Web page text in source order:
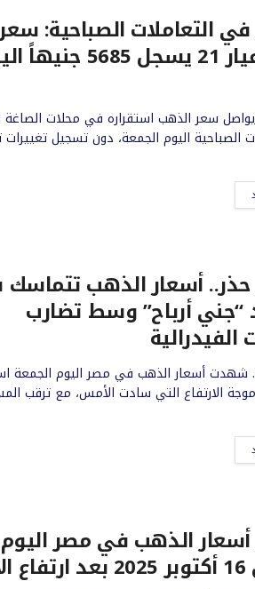
التعاملات الصباحية:
الذهب عيار 21 يسجل 5685
سعر الذهب استقراره في محلات الصاغة
الصباحية اليوم الجمعة، دون تسجيل
حذر.. أسعار الذهب
“جني أرباح” وسط تضارب
الفيدرالية
شهدت أسعار الذهب في مصر اليوم الجمعة
الارتفاع التي سادت الأمس، مع ترقب
أسعار الذهب في مصر اليوم